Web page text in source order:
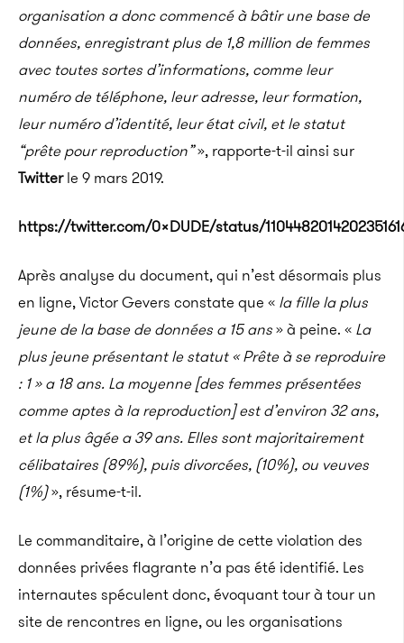
organisation a donc commencé à bâtir une base de
données, enregistrant plus de 1,8 million de femmes
avec toutes sortes d’informations, comme leur
numéro de téléphone, leur adresse, leur formation,
leur numéro d’identité, leur état civil, et le statut
“prête pour reproduction”», rapporte-t-il ainsi sur
Twitterle 9 mars 2019.
https://twitter.com/0xDUDE/status/
Après analyse du document, qui n’est désormais plus
en ligne, Victor Gevers constate que « la fille la plus
jeune de la base de données a 15 ans» à peine. « La
plus jeune présentant le statut « Prête à se reproduire
: 1 » a 18 ans. La moyenne [des femmes présentées
comme aptes à la reproduction] est d’environ 32 ans,
et la plus âgée a 39 ans. Elles sont majoritairement
célibataires (89%), puis divorcées, (10%), ou veuves
(1%)», résume-t-il.
Le commanditaire, à l’origine de cette violation des
données privées flagrante n’a pas été identifié. Les
internautes spéculent donc, évoquant tour à tour un
site de rencontres en ligne, ou les organisations